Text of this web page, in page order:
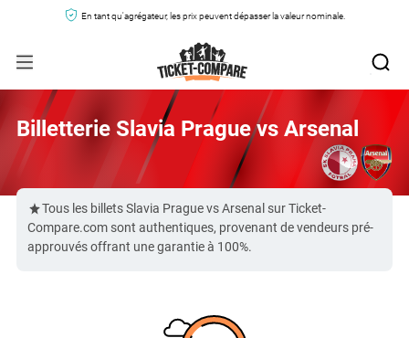
En tant qu'agrégateur, les prix peuvent dépasser la valeur nominale.
Billetterie Slavia Prague vs Arsenal
Tous les billets Slavia Prague vs Arsenal sur Ticket-
Compare.com sont authentiques, provenant de vendeurs pré-
approuvés offrant une garantie à 100%.